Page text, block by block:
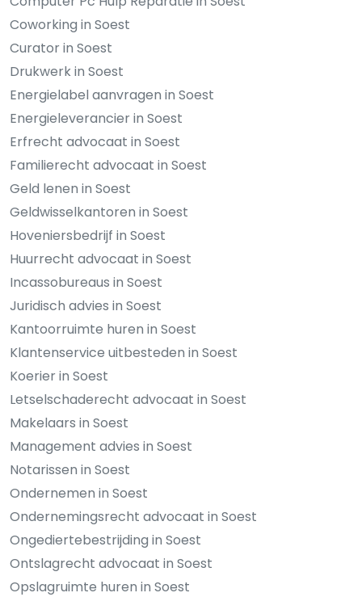
Coworking in Soest
Curator in Soest
Drukwerk in Soest
Energielabel aanvragen in Soest
Energieleverancier in Soest
Erfrecht advocaat in Soest
Familierecht advocaat in Soest
Geld lenen in Soest
Geldwisselkantoren in Soest
Hoveniersbedrijf in Soest
Huurrecht advocaat in Soest
Incassobureaus in Soest
Juridisch advies in Soest
Kantoorruimte huren in Soest
Klantenservice uitbesteden in Soest
Koerier in Soest
Letselschaderecht advocaat in Soest
Makelaars in Soest
Management advies in Soest
Notarissen in Soest
Ondernemen in Soest
Ondernemingsrecht advocaat in Soest
Ongediertebestrijding in Soest
Ontslagrecht advocaat in Soest
Opslagruimte huren in Soest